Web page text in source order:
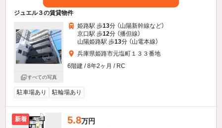
ジュエル３の賃貸物件
すべての写真
姫路駅 歩13分 （山陽新幹線など）
京口駅 歩12分 （播但線）
山陽姫路駅 歩13分 （山電本線）
兵庫県姫路市元塩町１３３番地
6階建 / 8年2ヶ月 / RC
駐車場あり 駐輪場あり
新着 5.8万円